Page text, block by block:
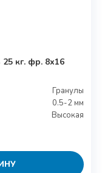
кг. фр. 8х16
Гранулы
0.5-2 мм
Высокая